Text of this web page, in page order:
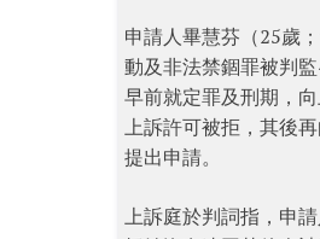
申請人畢慧芬（25歲
動及非法禁錮罪被判
早前就定罪及刑期，
上訴許可被拒，其後
提出申請。
上訴庭於判詞指，申